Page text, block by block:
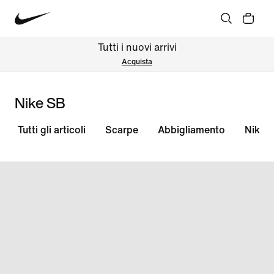
Tutti i nuovi arrivi
Acquista
Nike SB
Tutti gli articoli Scarpe Abbigliamento